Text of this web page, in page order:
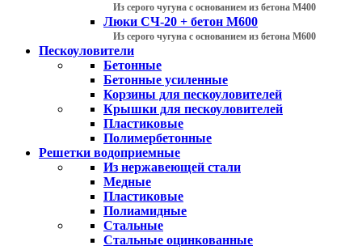
Из серого чугуна с основанием из бетона М400
Люки СЧ-20 + бетон М600
Из серого чугуна с основанием из бетона М600
Пескоуловители
Бетонные
Бетонные усиленные
Корзины для пескоуловителей
Крышки для пескоуловителей
Пластиковые
Полимербетонные
Решетки водоприемные
Из нержавеющей стали
Медные
Пластиковые
Полиамидные
Стальные
Стальные оцинкованные